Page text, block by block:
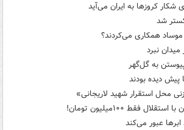
شکار کروزها به ایران می‌آید
همکاری می‌کردند؟
میدان نبرد
به گل‌گهر
دیده بودند
محل استقرار شهید لاریجانی»
فقط ۱۰۰میلیون تومان!
ابرها عبور می‌کند